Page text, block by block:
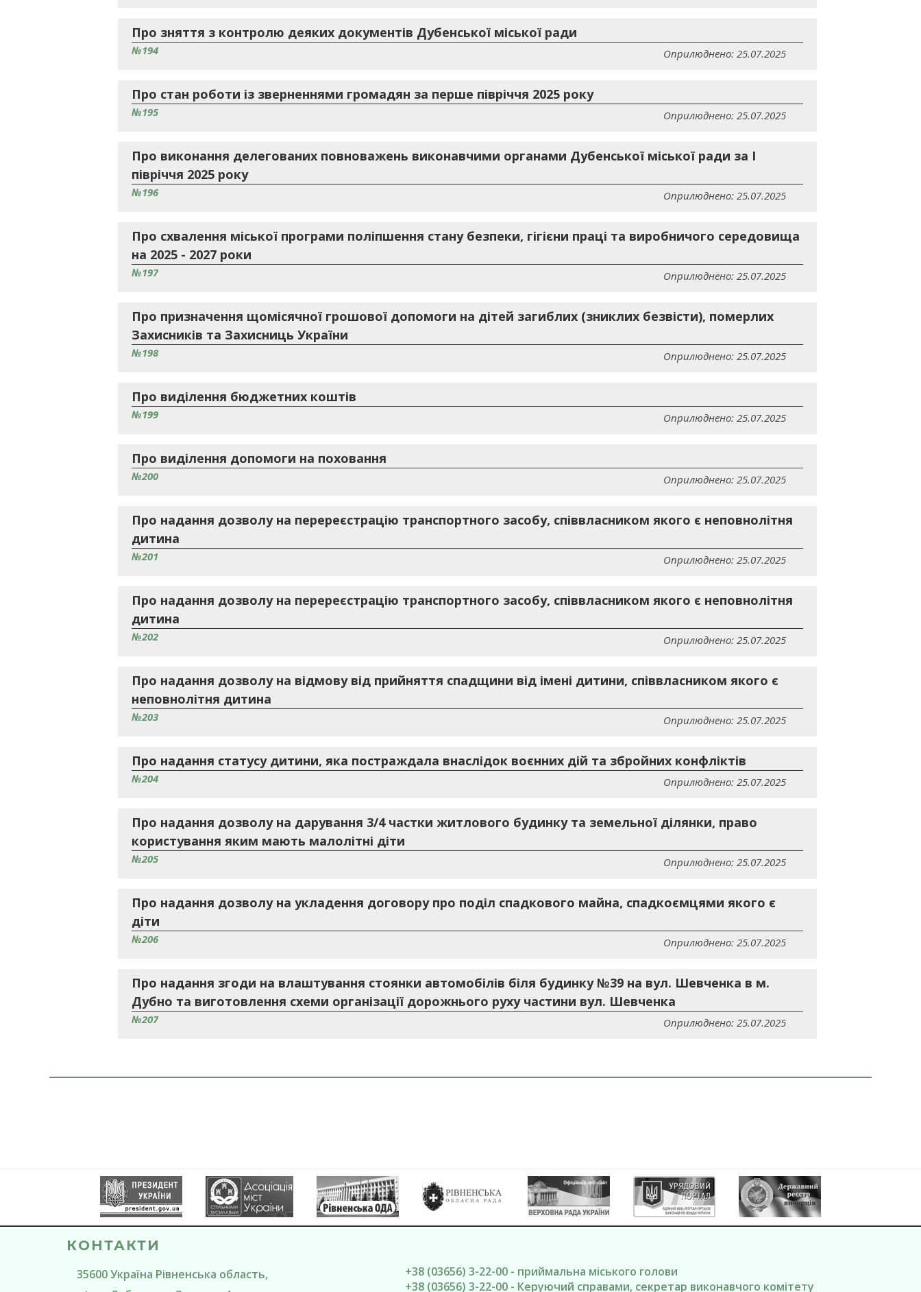
Про зняття з контролю деяких документів Дубенської міської ради
№194 Оприлюднено: 25.07.2025
Про стан роботи із зверненнями громадян за перше півріччя 2025 року
№195 Оприлюднено: 25.07.2025
Про виконання делегованих повноважень виконавчими органами Дубенської міської ради за I
півріччя 2025 року
№196 Оприлюднено: 25.07.2025
Про схвалення міської програми поліпшення стану безпеки, гігієни праці та виробничого середовища
на 2025 - 2027 роки
№197 Оприлюднено: 25.07.2025
Про призначення щомісячної грошової допомоги на дітей загиблих (зниклих безвісти), померлих
Захисників та Захисниць України
№198 Оприлюднено: 25.07.2025
Про виділення бюджетних коштів
№199 Оприлюднено: 25.07.2025
Про виділення допомоги на поховання
№200 Оприлюднено: 25.07.2025
Про надання дозволу на перереєстрацію транспортного засобу, співвласником якого є неповнолітня
дитина
№201 Оприлюднено: 25.07.2025
Про надання дозволу на перереєстрацію транспортного засобу, співвласником якого є неповнолітня
дитина
№202 Оприлюднено: 25.07.2025
Про надання дозволу на відмову від прийняття спадщини від імені дитини, співвласником якого є
неповнолітня дитина
№203 Оприлюднено: 25.07.2025
Про надання статусу дитини, яка постраждала внаслідок воєнних дій та збройних конфліктів
№204 Оприлюднено: 25.07.2025
Про надання дозволу на дарування 3/4 частки житлового будинку та земельної ділянки, право
користування яким мають малолітні діти
№205 Оприлюднено: 25.07.2025
Про надання дозволу на укладення договору про поділ спадкового майна, спадкоємцями якого є
діти
№206 Оприлюднено: 25.07.2025
Про надання згоди на влаштування стоянки автомобілів біля будинку №39 на вул. Шевченка в м.
Дубно та виготовлення схеми організації дорожнього руху частини вул. Шевченка
№207 Оприлюднено: 25.07.2025
КОНТАКТИ
35600Україна Рівненська область,
+38 (03656) 3-22-00 - приймальна міського голови
+38 (03656) 3-22-00 - Керуючий справами, секретар виконавчого комітету